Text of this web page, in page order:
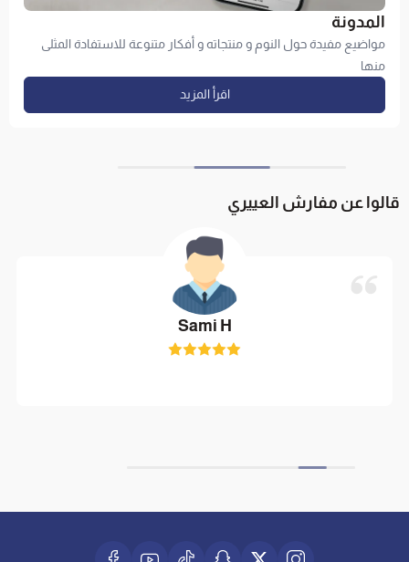
المدونة
مواضيع مفيدة حول النوم و منتجاته و أفكار متنوعة للاستفادة المثلى
منها
اقرأ المزيد
قالوا عن مفارش العييري
Sami H